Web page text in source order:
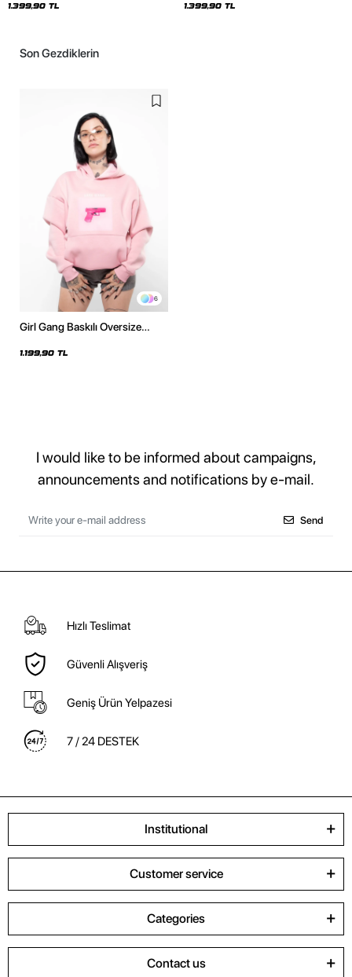
1.399,90 TL 1.399,90 TL
Son Gezdiklerin
6
Girl Gang Baskılı Oversize
1.199,90 TL
I would like to be informed about campaigns,
announcements and notifications by e-mail.
Send
Hızlı Teslimat
Güvenli Alışveriş
Geniş Ürün Yelpazesi
7 / 24 DESTEK
Institutional
Customer service
Categories
Contact us